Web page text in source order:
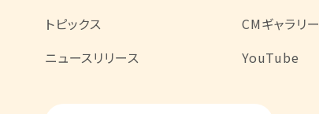
トピックス
ニュースリリース
CMギャラリー
YouTube